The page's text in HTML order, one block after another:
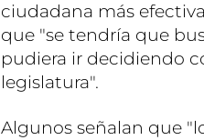
ciudadana más
que "se tendría que
pudiera ir decidiendo
legislatura".
Algunos señalan que